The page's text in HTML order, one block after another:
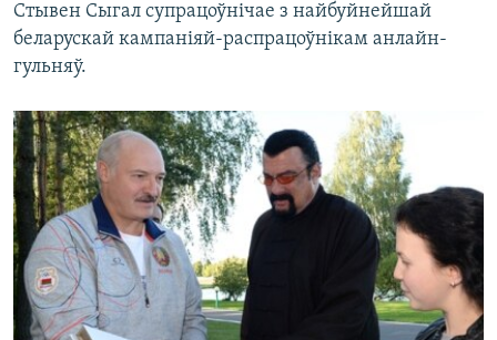
Стывен Сыгал супрацоўнічае з найбуйнейшай
беларускай кампаніяй-распрацоўнікам анлайн-
гульняў.